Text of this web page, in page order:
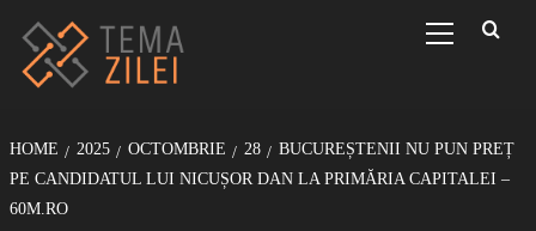
conținut
Menu
HOME 2025 OCTOMBRIE 28
BUCUREȘTENII NU PUN PREȚ
PE CANDIDATUL LUI NICUȘOR DAN LA PRIMĂRIA CAPITALEI –
60M.RO